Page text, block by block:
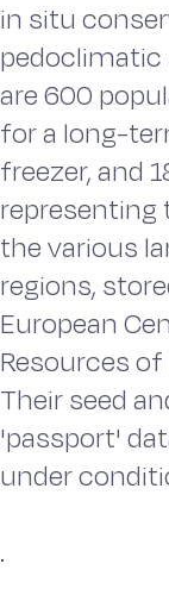
in situ
pedoclimatic
are 600
for a long-
freezer, and
representing
the various
regions,
European
Resources
Their seed
'passport'
under
.